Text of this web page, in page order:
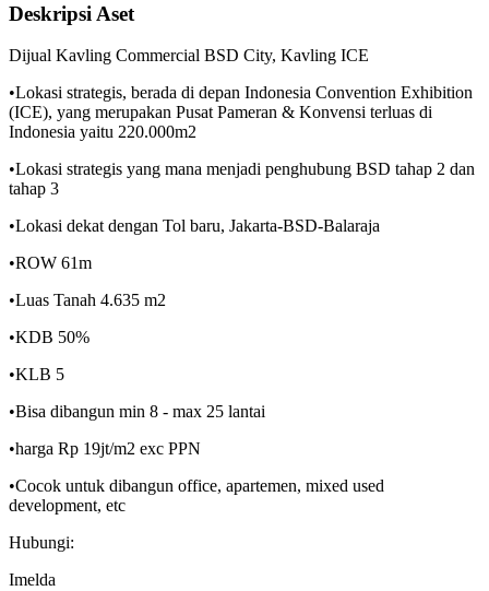
Deskripsi Aset
Dijual Kavling Commercial BSD City, Kavling ICE
•Lokasi strategis, berada di depan Indonesia Convention Exhibition
(ICE), yang merupakan Pusat Pameran & Konvensi terluas di
Indonesia yaitu 220.000m2
•Lokasi strategis yang mana menjadi penghubung BSD tahap 2 dan
tahap 3
•Lokasi dekat dengan Tol baru, Jakarta-BSD-Balaraja
•ROW 61m
•Luas Tanah 4.635 m2
•KDB 50%
•KLB 5
•Bisa dibangun min 8 - max 25 lantai
•harga Rp 19jt/m2 exc PPN
•Cocok untuk dibangun office, apartemen, mixed used
development, etc
Hubungi:
Imelda